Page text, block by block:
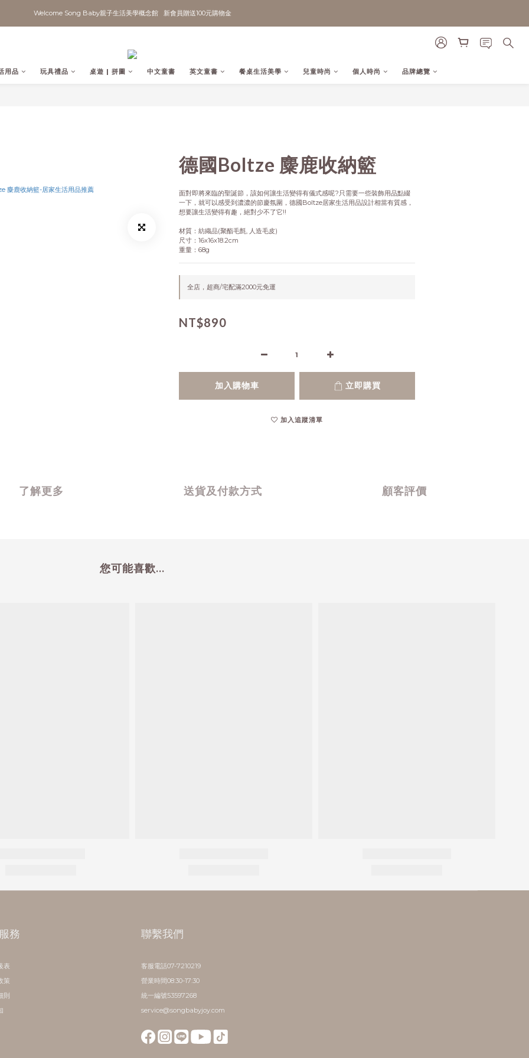
Welcome Song Baby親子生活美學概念館   新會員贈送100元購物金
用品 玩具禮品 桌遊 | 拼圖 中文童書 英文童書 餐桌生活美學 兒童時尚 個人時尚 品牌總覽
德國Boltze 麋鹿收納籃
面對即將來臨的聖誕節，該如何讓生活變得有儀式感呢?只需要一些裝飾用品點綴
一下，就可以感受到濃濃的節慶氛圍，德國Boltze居家生活用品設計相當有質感，
想要讓生活變得有趣，絕對少不了它!!
材質：紡織品(聚酯毛氈, 人造毛皮)
尺寸：16x16x18.2cm
重量：68g
全店，超商/宅配滿2000元免運
NT$890
加入購物車 立即購買
加入追蹤清單
了解更多 送貨及付款方式 顧客評價
您可能喜歡...
務
表
策
則
聯繫我們
客服電話07-7210219
營業時間08:30-17:30
統一編號53597268
service@songbabyjoy.com